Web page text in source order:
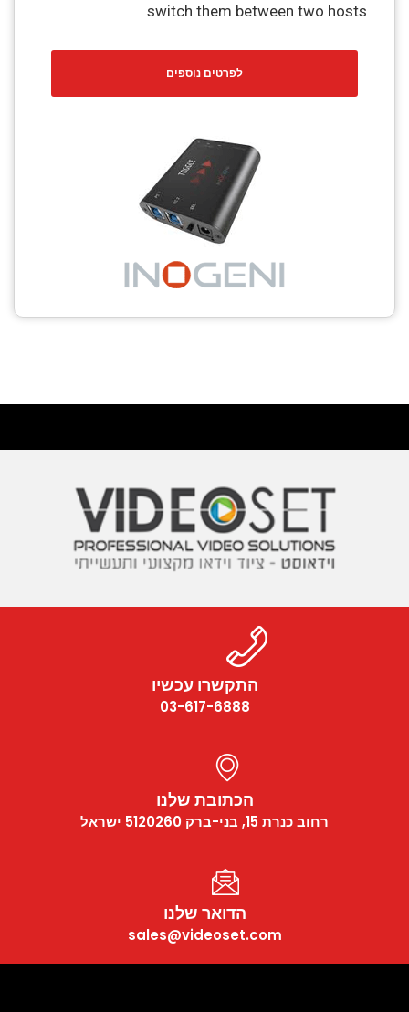
switch them between two hosts
לפרטים נוספים
התקשרו עכשיו
03-617-6888
הכתובת שלנו
רחוב כנרת 15, בני-ברק 5120260 ישראל
הדואר שלנו
sales@videoset.com